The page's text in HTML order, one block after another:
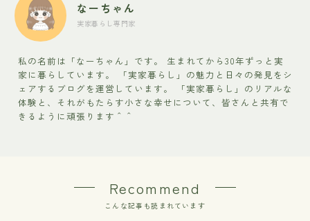
なーちゃん
実家暮らし専門家
私の名前は「なーちゃん」です。 生まれてから30年ずっと実
家に暮らしています。 「実家暮らし」の魅力と日々の発見をシ
ェアするブログを運営しています。 「実家暮らし」のリアルな
体験と、それがもたらす小さな幸せについて、皆さんと共有で
きるように頑張ります＾＾
Recommend
こんな記事も読まれています